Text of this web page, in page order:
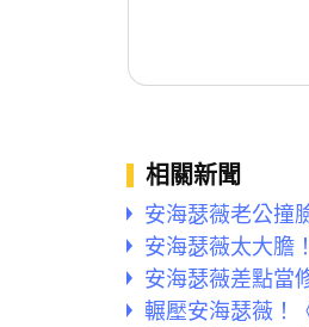
相關新聞
安海瑟薇老公撞
安海瑟薇太大膽
安海瑟薇差點當
輾壓安海瑟薇！